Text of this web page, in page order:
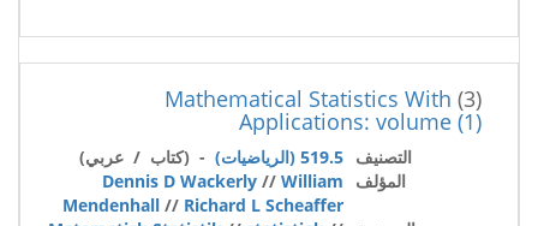
(3)
Mathematical Statistics With
Applications: volume (1)
التصنيف 519.5 (الرياضيات)
- (كتاب / عربي)
المؤلف
Dennis D Wackerly // William
Mendenhall // Richard L Scheaffer